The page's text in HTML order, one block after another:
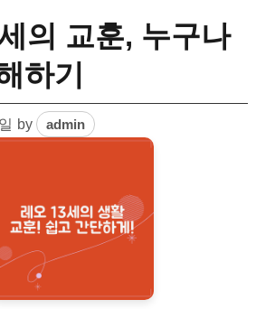
의 교훈, 누구나
하기
by admin